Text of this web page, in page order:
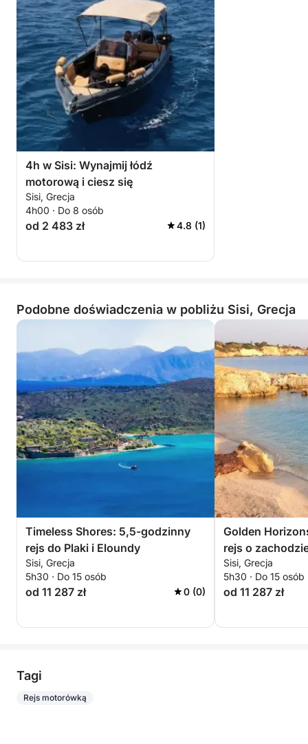
4h w Sisi: Wynajmij łódź
motorową i ciesz się
Sisi, Grecja
4h00 · Do 8 osób
od 2 483 zł 4.8 (1)
Podobne doświadczenia w pobliżu Sisi, Grecja
Timeless Shores: 5,5-godzinny
rejs do Plaki i Eloundy
Sisi, Grecja
5h30 · Do 15 osób
od 11 287 zł 0 (0)
Golden
rejs o
Saradari
Sisi, Grecja
5h30 · Do 15 osób
od 11 287 zł
Tagi
Rejs motorówką